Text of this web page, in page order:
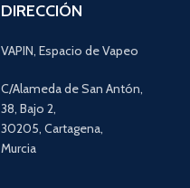
DIRECCIÓN
VAPIN, Espacio de Vapeo
C/Alameda de San Antón,
38, Bajo 2,
30205, Cartagena,
Murcia